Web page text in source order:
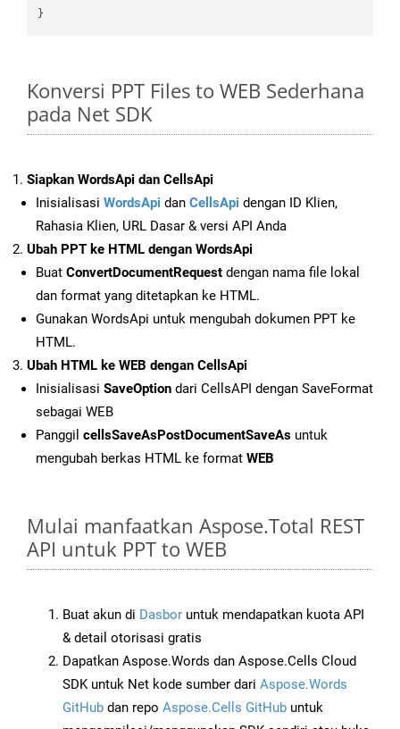
Konversi PPT Files to WEB Sederhana
pada Net SDK
Siapkan WordsApi dan CellsApi
Inisialisasi WordsApi dan CellsApi dengan ID Klien,
Rahasia Klien, URL Dasar & versi API Anda
Ubah PPT ke HTML dengan WordsApi
Buat ConvertDocumentRequest dengan nama file lokal
dan format yang ditetapkan ke HTML.
Gunakan WordsApi untuk mengubah dokumen PPT ke
HTML.
Ubah HTML ke WEB dengan CellsApi
Inisialisasi SaveOption dari CellsAPI dengan SaveFormat
sebagai WEB
Panggil cellsSaveAsPostDocumentSaveAs untuk
mengubah berkas HTML ke format WEB
Mulai manfaatkan Aspose.Total REST
API untuk PPT to WEB
Buat akun di Dasbor untuk mendapatkan kuota API
& detail otorisasi gratis
Dapatkan Aspose.Words dan Aspose.Cells Cloud
SDK untuk Net kode sumber dari Aspose.Words
GitHub dan repo Aspose.Cells GitHub untuk